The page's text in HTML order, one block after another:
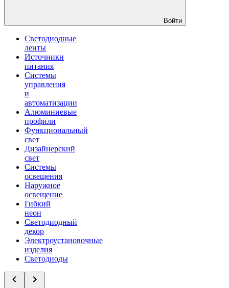
Войти
Светодиодные
ленты
Источники
питания
Системы
управления
и
автоматизации
Алюминиевые
профили
Функциональный
свет
Дизайнерский
свет
Системы
освещения
Наружное
освещение
Гибкий
неон
Светодиодный
декор
Электроустановочные
изделия
Светодиоды